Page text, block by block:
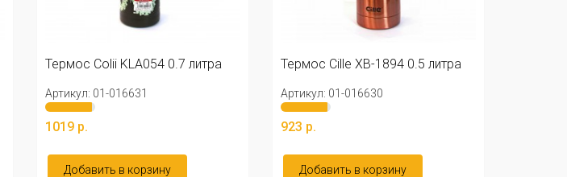
Термос Colii KLA054 0.7 литра
Артикул: 01-016631
1019 р.
Добавить в корзину
Термос Cille XB-1894 0.5 литра
Артикул: 01-016630
923 р.
Добавить в корзину